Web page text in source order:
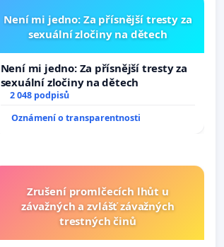
Není mi jedno: Za přísnější tresty za
sexuální zločiny na dětech
Není mi jedno: Za přísnější tresty za
sexuální zločiny na dětech
2 048 podpisů
Oznámení o transparentnosti
Zrušení promlčecích lhůt u
závažných a zvlášť závažných
trestných činů